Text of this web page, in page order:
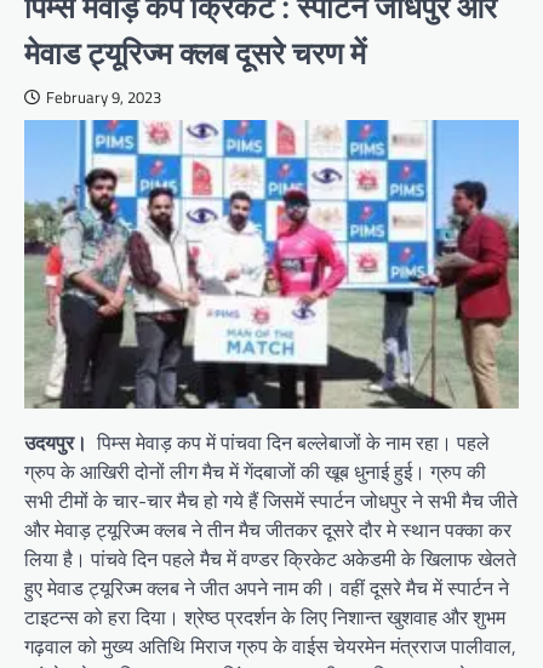
मेवाड ट्यूरिज्म क्लब दूसरे चरण में
February 9, 2023
उदयपुर। पिम्स मेवाड़ कप में पांचवा दिन बल्लेबाजों के नाम रहा। पहले
ग्रुप के आखिरी दोनों लीग मैच में गेंदबाजों की खूब धुनाई हुई। ग्रुप की
सभी टीमों के चार-चार मैच हो गये हैं जिसमें स्पार्टन जोधपुर ने सभी मैच जीते
और मेवाड़ ट्यूरिज्म क्लब ने तीन मैच जीतकर दूसरे दौर मे स्थान पक्का कर
लिया है। पांचवे दिन पहले मैच में वण्डर क्रिकेट अकेडमी के खिलाफ खेलते
हुए मेवाड ट्यूरिज्म क्लब ने जीत अपने नाम की। वहीं दूसरे मैच में स्पार्टन ने
टाइटन्स को हरा दिया। श्रेष्ठ प्रदर्शन के लिए निशान्त खुशवाह और शुभम
गढ़वाल को मुख्य अतिथि मिराज ग्रुप के वाईस चेयरमेन मंत्रराज पालीवाल,